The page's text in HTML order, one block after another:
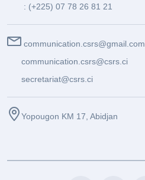
: (+225) 07 78 26 81 21
communication.csrs@gmail.com
communication.csrs@csrs.ci
secretariat@csrs.ci
Yopougon KM 17, Abidjan